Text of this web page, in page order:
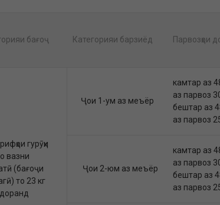
бағоҷ Категорияи барзиёд Парвозҳои
гурӯҳи
вазни
(бағоҷи
то 23 кг
Ҷои 1-ум аз меъёр
камтар аз
аз парвоз
бештар аз
аз парвоз
Ҷои 2-юм аз меъёр
камтар аз
аз парвоз
бештар аз
аз парвоз